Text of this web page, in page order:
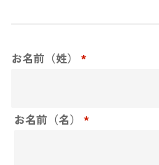
お名前（姓） *
お名前（名） *